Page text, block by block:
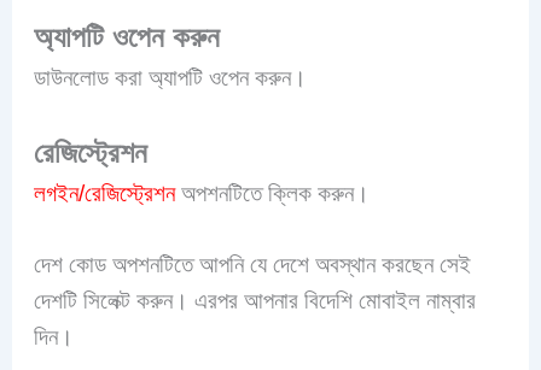
অ্যাপটি ওপেন করুন
ডাউনলোড করা অ্যাপটি ওপেন করুন।
রেজিস্ট্রেশন
লগইন/রেজিস্ট্রেশনঅপশনটিতে ক্লিক করুন।
দেশ কোড অপশনটিতে আপনি যে দেশে অবস্থান করছেন সেই
দেশটি সিলেক্ট করুন। এরপর আপনার বিদেশি মোবাইল নাম্বার
দিন।